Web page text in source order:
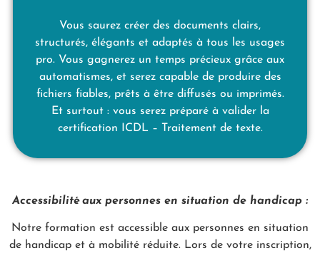
Vous saurez créer des documents clairs,
structurés, élégants et adaptés à tous les usages
pro. Vous gagnerez un temps précieux grâce aux
automatismes, et serez capable de produire des
fichiers fiables, prêts à être diffusés ou imprimés.
Et surtout : vous serez préparé à valider la
certification ICDL – Traitement de texte.
Accessibilité aux personnes en situation de handicap :
Notre formation est accessible aux personnes en situation
de handicap et à mobilité réduite. Lors de votre inscription,